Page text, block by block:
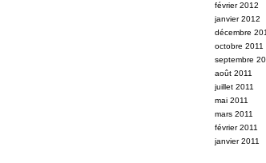
février 2012
janvier 2012
décembre
octobre 2011
septembre
août 2011
juillet 2011
mai 2011
mars 2011
février 2011
janvier 2011